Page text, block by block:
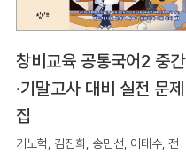
창비교육 공통국어2 중간
·기말고사 대비 실전 문제
집
기노혁, 김진희, 송민선, 이태수, 전